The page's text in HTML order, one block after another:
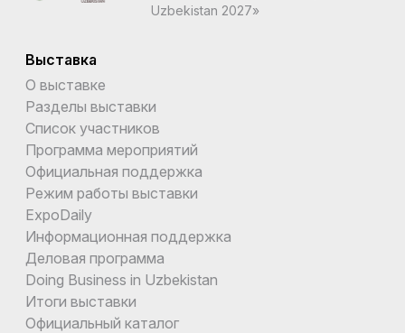
Uzbekistan 2027»
Выставка
О выставке
Разделы выставки
Список участников
Программа мероприятий
Официальная поддержка
Режим работы выставки
ExpoDaily
Информационная поддержка
Деловая программа
Doing Business in Uzbekistan
Итоги выставки
Официальный каталог